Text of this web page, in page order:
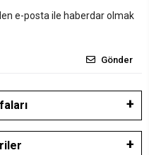
e-posta ile haberdar olmak
Gönder